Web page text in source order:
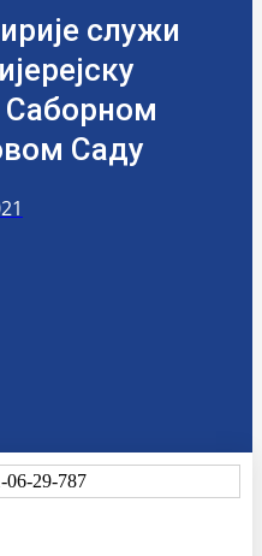
служи
Саборном
Саду